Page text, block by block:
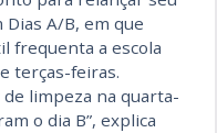
A/B, em que
frequenta a escola
terças-feiras.
limpeza na quarta-
o dia B”, explica